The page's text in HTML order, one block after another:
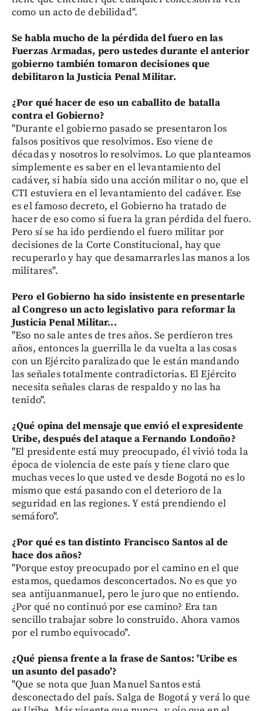
como un acto de debilidad".
Se habla mucho de la pérdida del fuero en las
Fuerzas Armadas, pero ustedes durante el anterior
gobierno también tomaron decisiones que
debilitaron la Justicia Penal Militar.
¿Por qué hacer de eso un caballito de batalla
contra el Gobierno?
"Durante el gobierno pasado se presentaron los
falsos positivos que resolvimos. Eso viene de
décadas y nosotros lo resolvimos. Lo que planteamos
simplemente es saber en el levantamiento del
cadáver, si había sido una acción militar o no, que el
CTI estuviera en el levantamiento del cadáver. Ese
es el famoso decreto, el Gobierno ha tratado de
hacer de eso como si fuera la gran pérdida del fuero.
Pero sí se ha ido perdiendo el fuero militar por
decisiones de la Corte Constitucional, hay que
recuperarlo y hay que desamarrarles las manos a los
militares".
Pero el Gobierno ha sido insistente en presentarle
al Congreso un acto legislativo para reformar la
Justicia Penal Militar...
"Eso no sale antes de tres años. Se perdieron tres
años, entonces la guerrilla le da vuelta a las cosas
con un Ejército paralizado que le están mandando
las señales totalmente contradictorias. El Ejército
necesita señales claras de respaldo y no las ha
tenido".
¿Qué opina del mensaje que envió el expresidente
Uribe, después del ataque a Fernando Londoño?
"El presidente está muy preocupado, él vivió toda la
época de violencia de este país y tiene claro que
muchas veces lo que usted ve desde Bogotá no es lo
mismo que está pasando con el deterioro de la
seguridad en las regiones. Y está prendiendo el
semáforo".
¿Por qué es tan distinto Francisco Santos al de
hace dos años?
"Porque estoy preocupado por el camino en el que
estamos, quedamos desconcertados. No es que yo
sea antijuanmanuel, pero le juro que no entiendo.
¿Por qué no continuó por ese camino? Era tan
sencillo trabajar sobre lo construido. Ahora vamos
por el rumbo equivocado".
¿Qué piensa frente a la frase de Santos: 'Uribe es
un asunto del pasado'?
"Que se nota que Juan Manuel Santos está
desconectado del país. Salga de Bogotá y verá lo que